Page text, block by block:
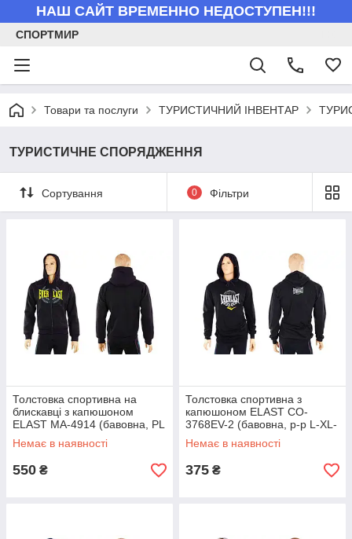
НАШ САЙТ ВРЕМЕННО НЕДОСТУПЕН!!!
СПОРТМИР
Товари та послуги ТУРИСТИЧНИЙ ІНВЕНТАР
ТУРИСТИЧНЕ СПОРЯДЖЕННЯ
Сортування 0 Фільтри
Толстовка спортивна на
блискавці з капюшоном
ELAST MA-4914 (бавовна, PL
з нач, р-р M-XL-46-54,
чорний)
Немає в наявності
550 ₴
Толстовка спортивна з
капюшоном ELAST CO-
3768EV-2 (бавовна, р-р L-XL-
50-54, чорний)
Немає в наявності
375 ₴